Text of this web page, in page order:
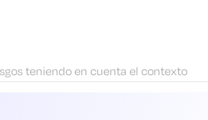
teniendo en cuenta el contexto